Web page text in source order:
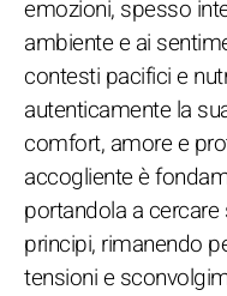
emozioni, spesso
ambiente e ai
contesti pacifici e
autenticamente la
comfort, amore e
accogliente è
portandola a
principi, rimanendo
tensioni e